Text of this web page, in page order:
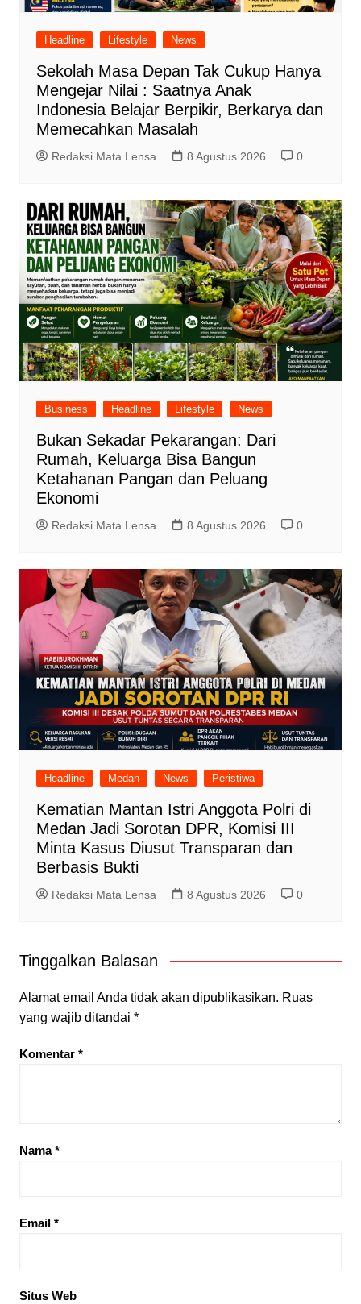
Headline Lifestyle News
Sekolah Masa Depan Tak Cukup Hanya
Mengejar Nilai : Saatnya Anak
Indonesia Belajar Berpikir, Berkarya dan
Memecahkan Masalah
Redaksi Mata Lensa 8 Agustus 2026 0
Business Headline Lifestyle News
Bukan Sekadar Pekarangan: Dari
Rumah, Keluarga Bisa Bangun
Ketahanan Pangan dan Peluang
Ekonomi
Redaksi Mata Lensa 8 Agustus 2026 0
Headline Medan News Peristiwa
Kematian Mantan Istri Anggota Polri di
Medan Jadi Sorotan DPR, Komisi III
Minta Kasus Diusut Transparan dan
Berbasis Bukti
Redaksi Mata Lensa 8 Agustus 2026 0
Tinggalkan Balasan
Alamat email Anda tidak akan dipublikasikan. Ruas
yang wajib ditandai *
Komentar *
Nama*
Email *
Situs Web